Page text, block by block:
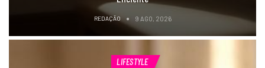
REDAÇÃO 9 AGO, 2026
LIFESTYLE